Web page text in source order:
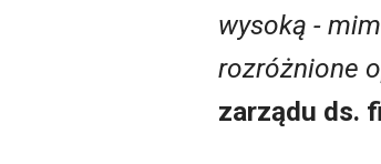
wysoką -
rozróżnione
zarządu ds.